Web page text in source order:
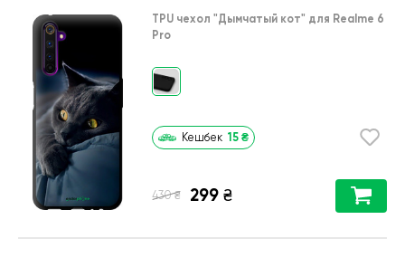
TPU чехол "Дымчатый кот" для Realme 6
Pro
Кешбек 15 ₴
430 ₴ 299 ₴